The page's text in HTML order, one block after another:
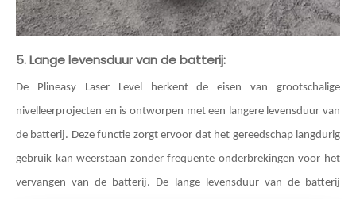
5. Lange levensduur van de batterij:
De Plineasy Laser Level herkent de eisen van grootschalige
nivelleerprojecten en is ontworpen met een langere levensduur van
de batterij. Deze functie zorgt ervoor dat het gereedschap langdurig
gebruik kan weerstaan ​​zonder frequente onderbrekingen voor het
vervangen van de batterij. De lange levensduur van de batterij